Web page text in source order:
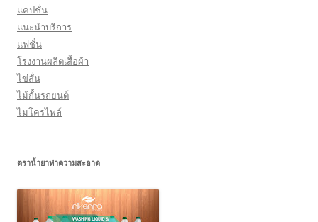
แคปชั่น
แนะนำบริการ
แฟชั่น
โรงงานผลิตเสื้อผ้า
ไข่สั่น
ไม้กั้นรถยนต์
ไมโครไพล์
ตราน้ำยาทำความสะอาด